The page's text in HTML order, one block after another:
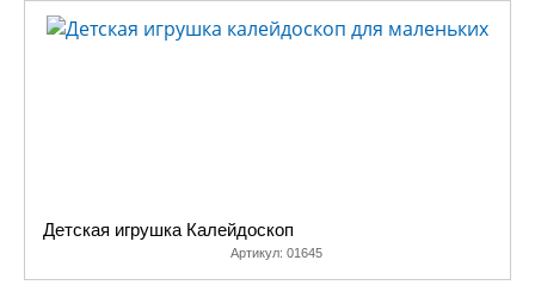
Детская игрушка Калейдоскоп
Артикул: 01645